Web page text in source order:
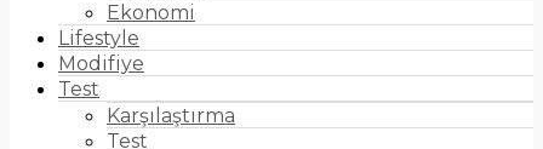
Ekonomi
Lifestyle
Modifiye
Test
Karşılaştırma
Test